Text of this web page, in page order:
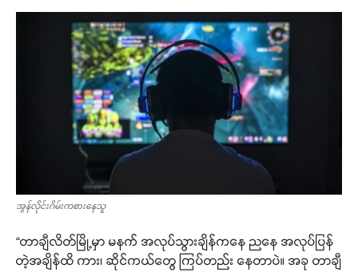
အွန်လိုင်းဂိမ်းကစားနေသူ
“တာချီလိတ်မြို့မှာ မနက် အလုပ်သွားချိန်ကနေ ညနေ အလုပ်ပြန်
တဲ့အချိန်ထိ ကား၊ ဆိုင်ကယ်တွေ ကြပ်တည်း နေတာပဲ။ အခု တာချီ